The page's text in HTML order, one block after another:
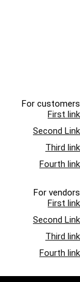
For customers
First link
Second Link
Third link
Fourth link
For vendors
First link
Second Link
Third link
Fourth link